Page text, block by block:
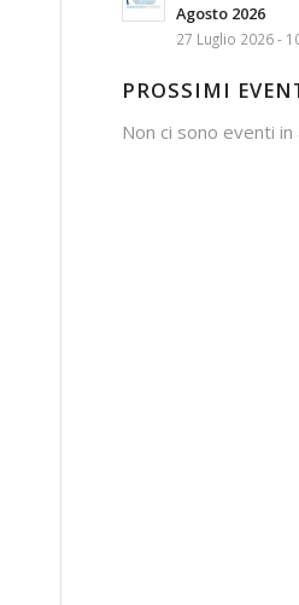
Agosto 2026
27 Luglio 2026 -
PROSSIMI
Non ci sono eventi